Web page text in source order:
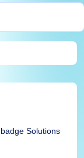
Solutions